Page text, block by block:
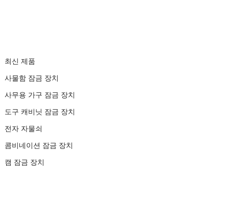
최신 제품
사물함 잠금 장치
사무용 가구 잠금 장치
도구 캐비닛 잠금 장치
전자 자물쇠
콤비네이션 잠금 장치
캠 잠금 장치